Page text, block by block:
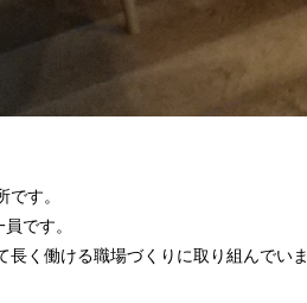
す。
です。
く働ける職場づくりに取り組んでいま